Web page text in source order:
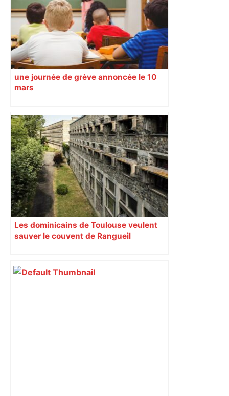
une journée de grève annoncée le 10
mars
Les dominicains de Toulouse veulent
sauver le couvent de Rangueil